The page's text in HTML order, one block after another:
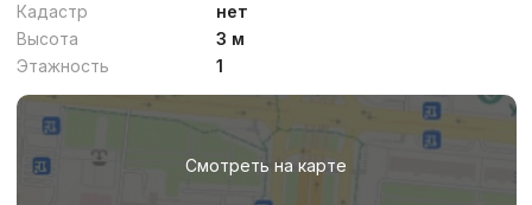
Кадастр
нет
Высота
3 м
Этажность
1
Смотреть на карте